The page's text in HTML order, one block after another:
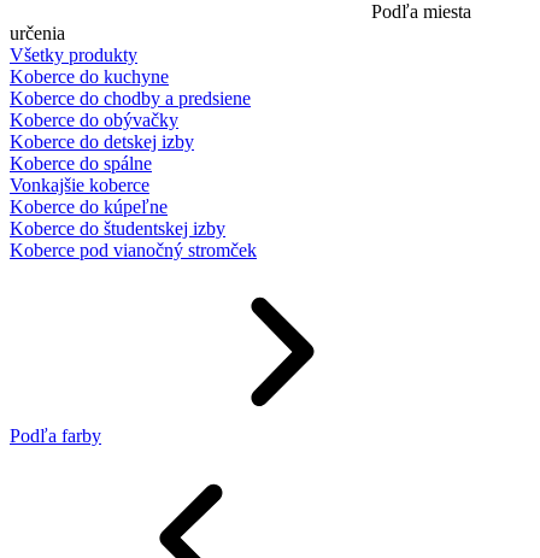
Podľa miesta
určenia
Všetky produkty
Koberce do kuchyne
Koberce do chodby a predsiene
Koberce do obývačky
Koberce do detskej izby
Koberce do spálne
Vonkajšie koberce
Koberce do kúpeľne
Koberce do študentskej izby
Koberce pod vianočný stromček
Podľa farby